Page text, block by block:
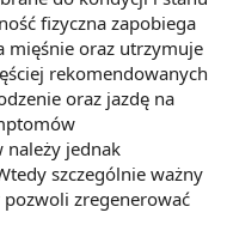
fizyczna zapobiega
mięśnie oraz utrzymuje
rekomendowanych
oraz jazdę na
należy jednak
szczególnie ważny
zregenerować